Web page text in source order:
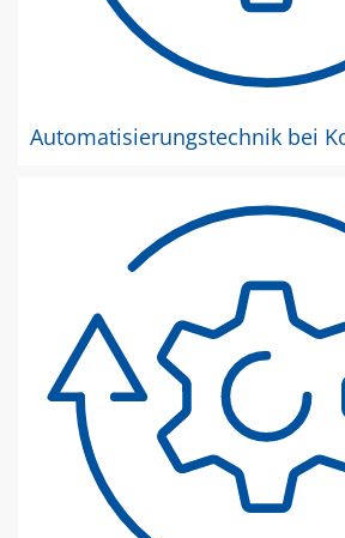
Automatisierungstechnik bei